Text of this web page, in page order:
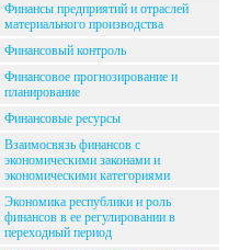
Финансы предприятий и отраслей
материального производства
Финансовый контроль
Финансовое прогнозирование и
планирование
Финансовые ресурсы
Взаимосвязь финансов с
экономическими законами и
экономическими категориями
Экономика республики и роль
финансов в ее регулировании в
переходный период